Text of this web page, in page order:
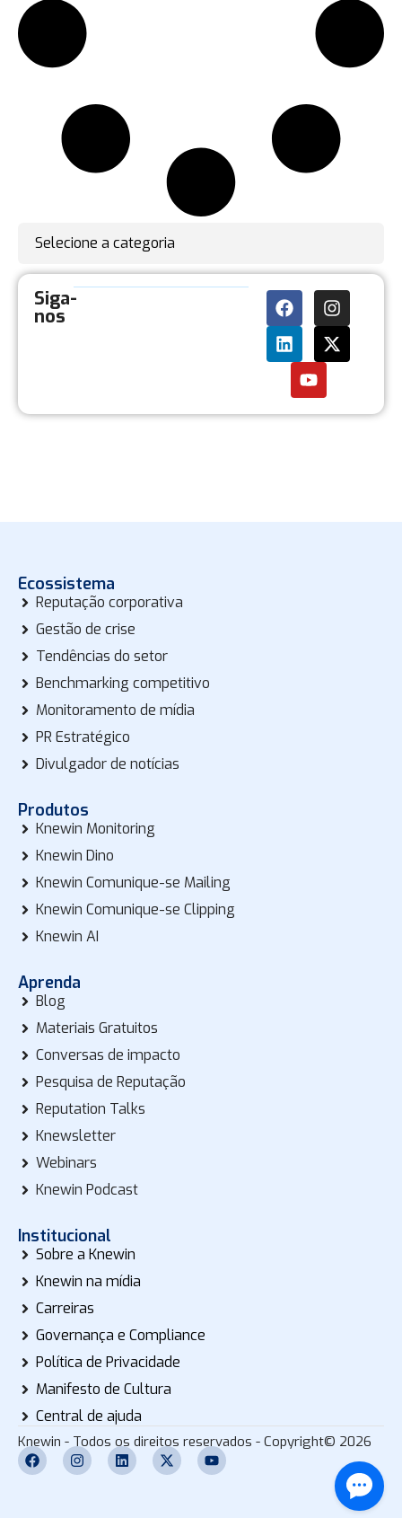
Selecione a categoria
Siga-
nos
Ecossistema
Reputação corporativa
Gestão de crise
Tendências do setor
Benchmarking competitivo
Monitoramento de mídia
PR Estratégico
Divulgador de notícias
Produtos
Knewin Monitoring
Knewin Dino
Knewin Comunique-se Mailing
Knewin Comunique-se Clipping
Knewin AI
Aprenda
Blog
Materiais Gratuitos
Conversas de impacto
Pesquisa de Reputação
Reputation Talks
Knewsletter
Webinars
Knewin Podcast
Institucional
Sobre a Knewin
Knewin na mídia
Carreiras
Governança e Compliance
Política de Privacidade
Manifesto de Cultura
Central de ajuda
Knewin - Todos os direitos reservados - Copyright© 2026